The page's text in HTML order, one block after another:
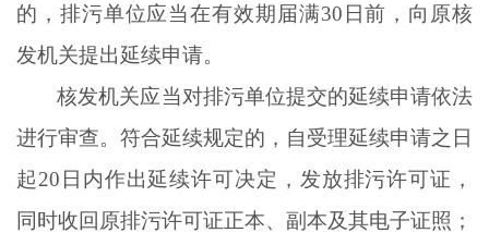
的，排污单位应当在有效期届满30日前，向原核
发机关提出延续申请。
核发机关应当对排污单位提交的延续申请依法
进行审查。符合延续规定的，自受理延续申请之日
起20日内作出延续许可决定，发放排污许可证，
同时收回原排污许可证正本、副本及其电子证照；